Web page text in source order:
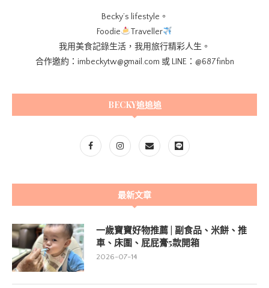
Becky’s lifestyle。
Foodie
Traveller
我用美食記錄生活，我用旅行精彩人生。
合作邀約：imbeckytw@gmail.com 或 LINE：@687finbn
BECKY追追追
最新文章
一歲寶寶好物推薦 | 副食品、米餅、推
車、床圍、屁屁膏5款開箱
2026-07-14